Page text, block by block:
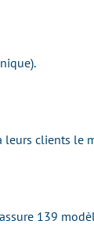
leurs clients le
139